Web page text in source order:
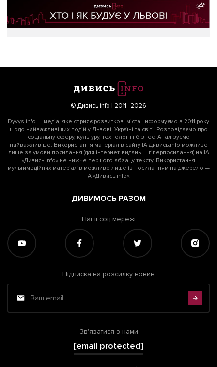
© Дивись.info | 2011–2026
Dyvys.info — медіа, яке сприяє розвиткові міста. Інформуємо з 2011 року
щодо найважливіших подій у Львові, Україні та світі. Розповідаємо про
соціальну сферу, культуру, технології і бізнес. Аналізуємо
найважливіше. Використання матеріалів сайту ІА Дивись.info можливе
лише за умови посилання (для інтернет-видань — гіперпосилання) на ІА
«Дивись.info» не нижче першого абзацу тексту. Використання
мультимедійних матеріалів можливе лише із посиланням на джерело —
ІА «Дивись.info».
ДИВИМОСЬ РАЗОМ
Наші соц мережі
Підписка на розсилку новин
Зв'язатися з нами
[email protected]